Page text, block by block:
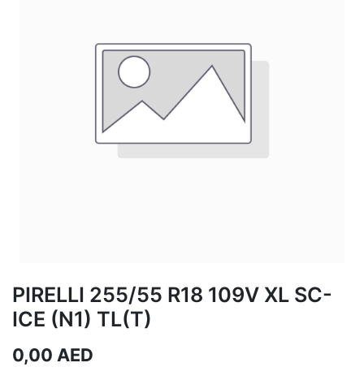
PIRELLI 255/55 R18 109V XL SC-
ICE (N1) TL(T)
0,00 AED